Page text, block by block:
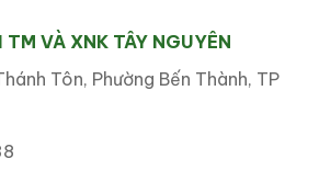
VÀ XNK TÂY NGUYÊN
Tôn, Phường Bến Thành, TP